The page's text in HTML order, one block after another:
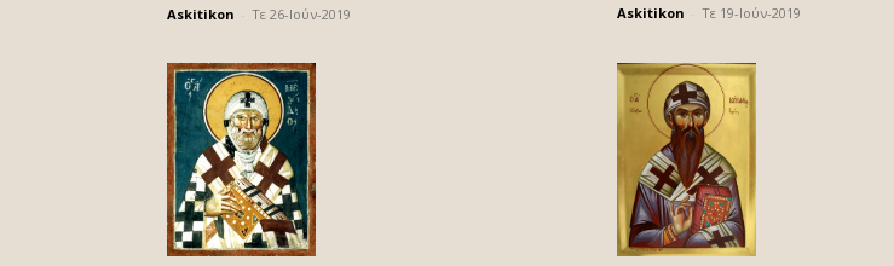
Askitikon Τε 26-Ιούν-2019 Askitikon Τε 19-Ιούν-2019